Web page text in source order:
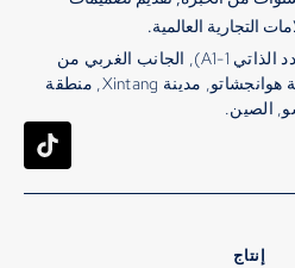
التجارية العالمية.
أرضية 1-2, بناء المصنع (العدد الذاتي A1-1), الجانب الغربي من
طريق شينشي السريع, قرية هوانجشاتو, مدينة Xintang, منطقة
إنتاج